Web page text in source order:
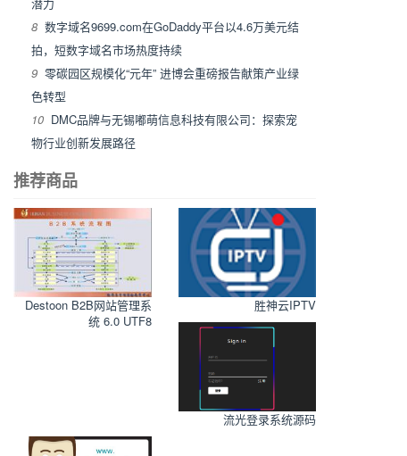
潜力
8 数字域名9699.com在GoDaddy平台以4.6万美元结
拍，短数字域名市场热度持续
9 零碳园区规模化“元年” 进博会重磅报告献策产业绿
色转型
10 DMC品牌与无锡嘟萌信息科技有限公司：探索宠
物行业创新发展路径
推荐商品
Destoon B2B网站管理系
统 6.0 UTF8
胜神云IPTV
流光登录系统源码